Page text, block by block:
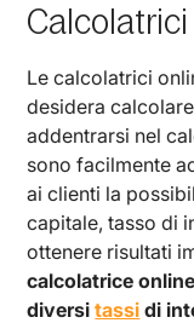
Le calcolatrici
desidera
addentrarsi nel
sono facilmente
ai clienti la
capitale, tasso di
ottenere risultati
calcolatrice
diversitassi di